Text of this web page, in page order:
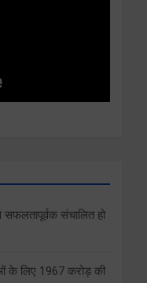
संचालित हो
के लिए 1967 करोड़ की